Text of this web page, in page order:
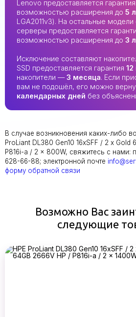
Lenovo предоставляется гарантия
возможностью расширения до 5
LGA2011v3). На остальные
серверы предоставляется
возможностью расширения до 3
Исключение составляют
SSD предоставляется гарантия
накопители —3 месяца. Если
вам не подошёл, его можно
календарных дней без
В случае возникновения каких-либо
ProLiant DL380 Gen10 16xSFF / 2 x Gold
P816i-a / 2 x 800W, свяжитесь с нами:
628-66-88; электронной почте
форму обратной связи
Возможно Вас
следующие